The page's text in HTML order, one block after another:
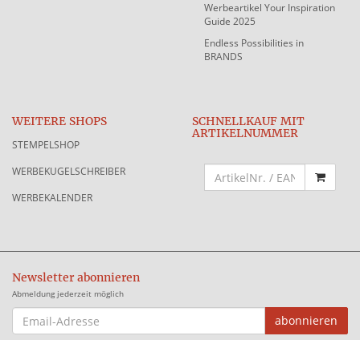
Werbeartikel Your Inspiration
Guide 2025
Endless Possibilities in
BRANDS
WEITERE SHOPS
STEMPELSHOP
WERBEKUGELSCHREIBER
WERBEKALENDER
SCHNELLKAUF MIT
ARTIKELNUMMER
Newsletter abonnieren
Abmeldung jederzeit möglich
EMAIL-
ADRESSE
abonnieren